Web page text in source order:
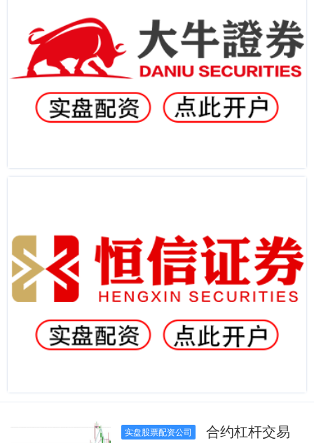
实盘股票配资公司
合约杠杆交易